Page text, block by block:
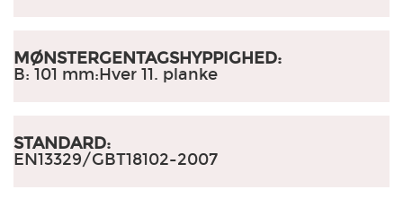
MØNSTERGENTAGSHYPPIGHED:
B: 101 mm:Hver 11. planke
STANDARD:
EN13329/GBT18102-2007